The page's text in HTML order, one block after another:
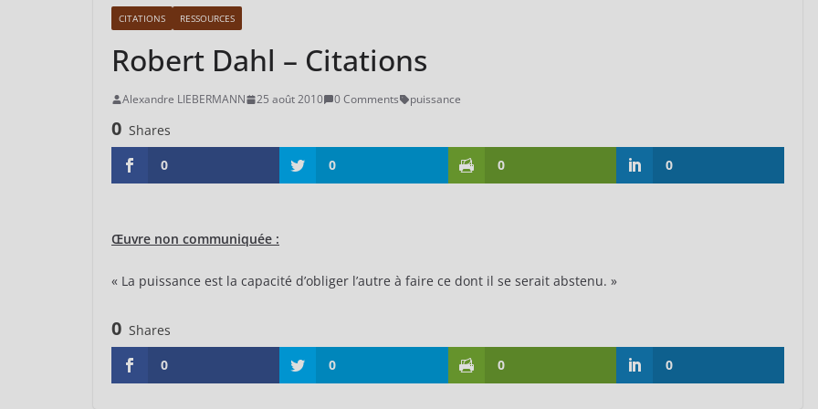
CITATIONS RESSOURCES
Robert Dahl – Citations
Alexandre LIEBERMANN 25 août 2010 0 Comments puissance
0 Shares
0
0 0 0
Œuvre non communiquée :
« La puissance est la capacité d’obliger l’autre à faire ce dont il se serait abstenu. »
0 Shares
0
0 0 0